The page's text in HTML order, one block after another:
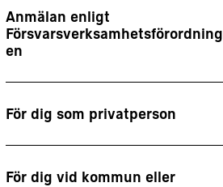
Anmälan enligt
Försvarsverksamhetsförordning
en
För dig som privatperson
För dig vid kommun eller